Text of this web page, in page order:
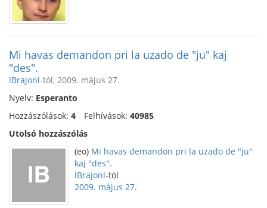
Mi havas demandon pri la uzado de "ju" kaj
"des".
lBrajonl-tól, 2009. május 27.
Nyelv: Esperanto
Hozzászólások: 4 Felhívások: 40985
Utolsó hozzászólás
(eo) Mi havas demandon pri la uzado de "ju"
kaj "des".
lBrajonl-tól
2009. május 27.